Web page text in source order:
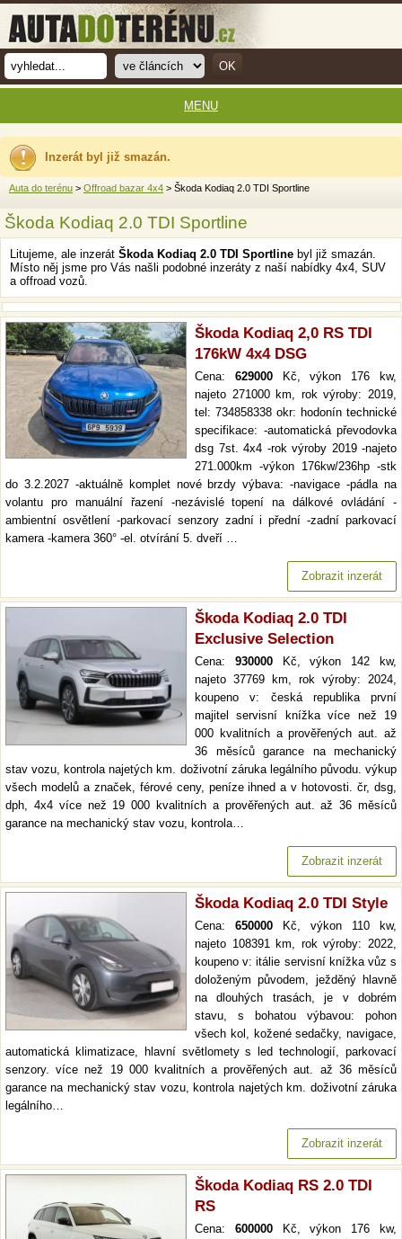
Inzerát byl již smazán.
Auta do terénu > Offroad bazar 4x4 > Škoda Kodiaq 2.0 TDI Sportline
Škoda Kodiaq 2.0 TDI Sportline
Litujeme, ale inzerát Škoda Kodiaq 2.0 TDI Sportline byl již smazán.
Místo něj jsme pro Vás našli podobné inzeráty z naší nabídky 4x4, SUV
a offroad vozů.
Škoda Kodiaq 2,0 RS TDI
176kW 4x4 DSG
Cena: 629000Kč, výkon 176 kw,
najeto 271000 km, rok výroby: 2019,
tel: 734858338 okr: hodonín technické
specifikace: -automatická převodovka
dsg 7st. 4x4 -rok výroby 2019 -najeto
271.000km -výkon 176kw/236hp -stk
do 3.2.2027 -aktuálně komplet nové brzdy výbava: -navigace -pádla na
volantu pro manuální řazení -nezávislé topení na dálkové ovládání -
ambientní osvětlení -parkovací senzory zadní i přední -zadní parkovací
kamera -kamera 360° -el. otvírání 5. dveří …
Zobrazit inzerát
Škoda Kodiaq 2.0 TDI
Exclusive Selection
Cena: 930000Kč, výkon 142 kw,
najeto 37769 km, rok výroby: 2024,
koupeno v: česká republika první
majitel servisní knížka více než 19
000 kvalitních a prověřených aut. až
36 měsíců garance na mechanický
stav vozu, kontrola najetých km. doživotní záruka legálního původu. výkup
všech modelů a značek, férové ceny, peníze ihned a v hotovosti. čr, dsg,
dph, 4x4 více než 19 000 kvalitních a prověřených aut. až 36 měsíců
garance na mechanický stav vozu, kontrola…
Zobrazit inzerát
Škoda Kodiaq 2.0 TDI Style
Cena: 650000 Kč, výkon 110 kw,
najeto 108391 km, rok výroby: 2022,
koupeno v: itálie servisní knížka vůz s
doloženým původem, ježděný hlavně
na dlouhých trasách, je v dobrém
stavu, s bohatou výbavou: pohon
všech kol, kožené sedačky, navigace,
automatická klimatizace, hlavní světlomety s led technologií, parkovací
senzory. více než 19 000 kvalitních a prověřených aut. až 36 měsíců
garance na mechanický stav vozu, kontrola najetých km. doživotní záruka
legálního…
Zobrazit inzerát
Škoda Kodiaq RS 2.0 TDI
RS
Cena: 600000Kč, výkon 176 kw,
MENU